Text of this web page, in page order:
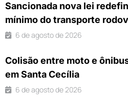
Sancionada nova lei
mínimo do transporte
6 de agosto de 2026
Colisão entre moto e
em Santa Cecília
6 de agosto de 2026